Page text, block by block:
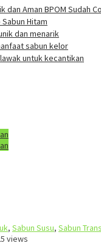
dan Aman BPOM Sudah
Hitam
dan menarik
sabun kelor
untuk kecantikan
, Sabun Susu, Sabun
views